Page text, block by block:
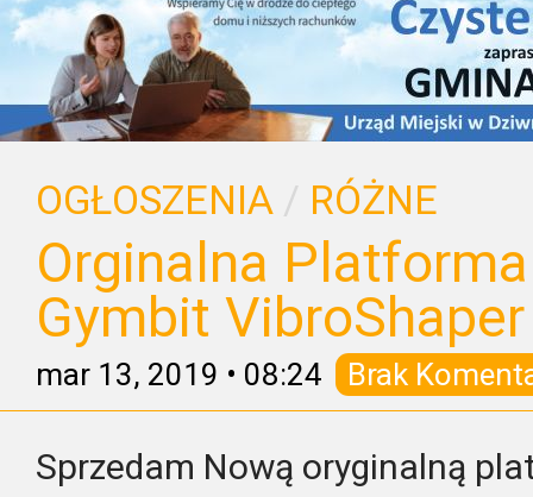
OGŁOSZENIA / RÓŻNE
Orginalna
Gymbit
mar 13, 2019 • 08:24 Brak
Sprzedam Nową oryginalną